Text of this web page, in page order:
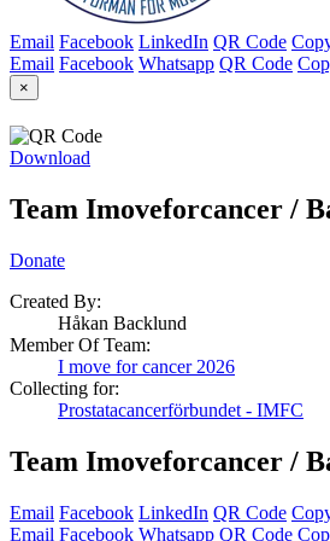
Email Facebook LinkedIn QR Code
Email Facebook Whatsapp QR Code
×
Download
Team Imoveforcancer /
Donate
Created By:
Håkan Backlund
Member Of Team:
I move for cancer 2026
Collecting for:
Prostatacancerförbundet - IMFC
Team Imoveforcancer /
Email Facebook LinkedIn QR Code
Email Facebook Whatsapp QR Code